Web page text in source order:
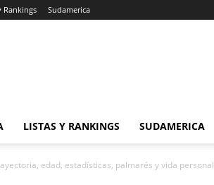
Rankings Sudamerica
LISTAS Y RANKINGS SUDAMERICA
edad, estadísticas, palmarés y vida personal